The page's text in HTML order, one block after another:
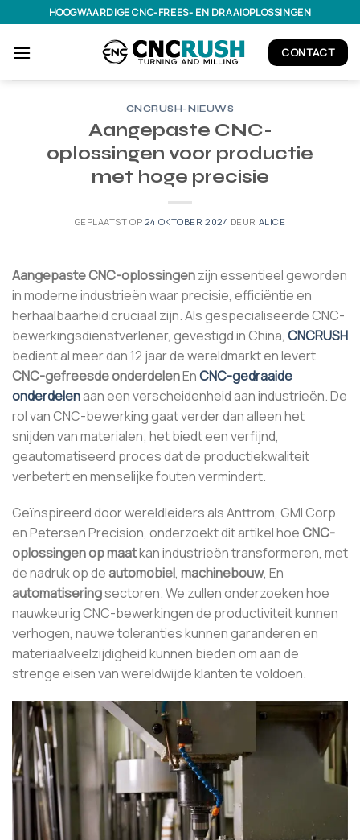
naar
inhoud
HOOGWAARDIGE CNC-FREES- EN DRAAIOPLOSSINGEN
CONTACT
CNCRUSH-NIEUWS
Aangepaste CNC-
oplossingen voor productie
met hoge precisie
GEPLAATST OP 24 OKTOBER 2024 DEUR ALICE
Aangepaste CNC-oplossingenzijn essentieel geworden
in moderne industrieën waar precisie, efficiëntie en
herhaalbaarheid cruciaal zijn. Als gespecialiseerde CNC-
bewerkingsdienstverlener, gevestigd in China, CNCRUSH
bedient al meer dan 12 jaar de wereldmarkt en levert
CNC-gefreesde onderdelenEnCNC-gedraaide
onderdelenaan een verscheidenheid aan industrieën. De
rol van CNC-bewerking gaat verder dan alleen het
snijden van materialen; het biedt een verfijnd,
geautomatiseerd proces dat de productiekwaliteit
verbetert en menselijke fouten vermindert.
Geïnspireerd door wereldleiders als Anttrom, GMI Corp
en Petersen Precision, onderzoekt dit artikel hoeCNC-
oplossingen op maatkan industrieën transformeren, met
de nadruk op de automobiel, machinebouw, En
automatiseringsectoren. We zullen onderzoeken hoe
nauwkeurig CNC-bewerkingen de productiviteit kunnen
verhogen, nauwe toleranties kunnen garanderen en
materiaalveelzijdigheid kunnen bieden om aan de
strenge eisen van wereldwijde klanten te voldoen.